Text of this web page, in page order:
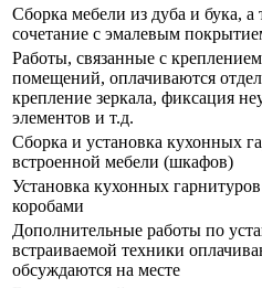
Сборка мебели из дуба и бука, а
сочетание с эмалевым
Работы, связанные с
помещений, оплачиваются
крепление зеркала, фиксация
элементов и т.д.
Сборка и установка кухонных
встроенной мебели (шкафов)
Установка кухонных
коробами
Дополнительные работы по
встраиваемой техники
обсуждаются на месте